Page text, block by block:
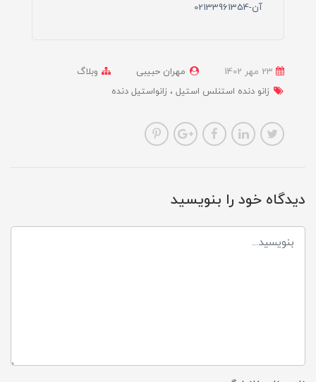
آن-02133961354
مهران حبیبی
وبلاگ
زانو دنده استنلس استیل
زانواستیل دنده
دیدگاه خود را بنویسید